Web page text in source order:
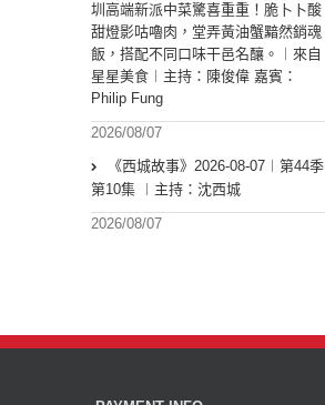
圳高端新派中菜驚喜重重！脆卜卜酸
甜燈影咕嚕肉，堂弄黃油蟹黯然銷魂
飯，搭配不同口味干邑名釀。︱來自
星星美食︱主持：陳俊偉 嘉賓：
Philip Fung
2026/08/07
《西城故事》2026-08-07︱第44季
第10集 ︱主持：沈西城
2026/08/07